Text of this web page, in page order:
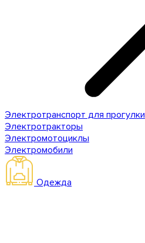
Электротранспорт для прогулки
Электротракторы
Электромотоциклы
Электромобили
Одежда